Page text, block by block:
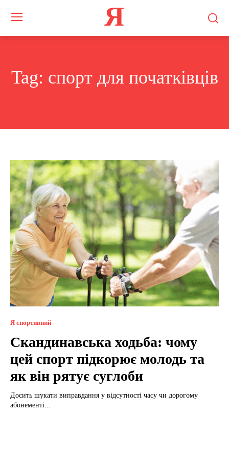
Я
Tag: спорт для початківців
Я спортивний
Скандинавська ходьба: чому
цей спорт підкорює молодь та
як він рятує суглоби
Досить шукати виправдання у відсутності часу чи дорогому
абонементі...